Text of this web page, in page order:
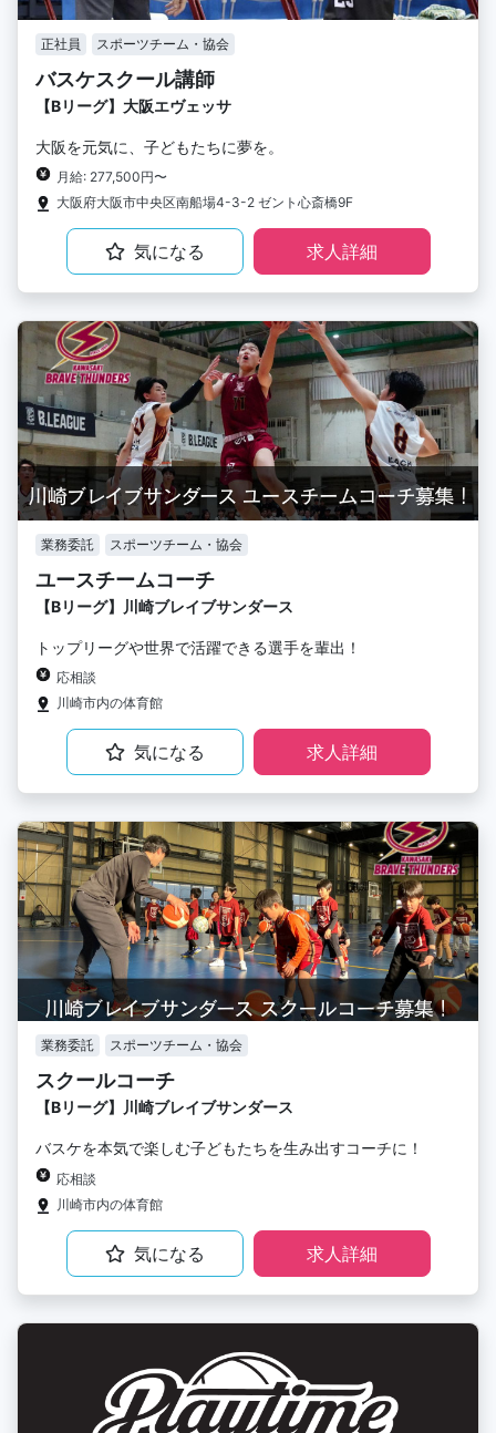
正社員 スポーツチーム・協会
バスケスクール講師
【Bリーグ】大阪エヴェッサ
大阪を元気に、子どもたちに夢を。
月給: 277,500円〜
大阪府大阪市中央区南船場4-3-2 ゼント心斎橋9F
気になる 求人詳細
業務委託 スポーツチーム・協会
ユースチームコーチ
【Bリーグ】川崎ブレイブサンダース
トップリーグや世界で活躍できる選手を輩出！
応相談
川崎市内の体育館
気になる 求人詳細
業務委託 スポーツチーム・協会
スクールコーチ
【Bリーグ】川崎ブレイブサンダース
バスケを本気で楽しむ子どもたちを生み出すコーチに！
応相談
川崎市内の体育館
気になる 求人詳細